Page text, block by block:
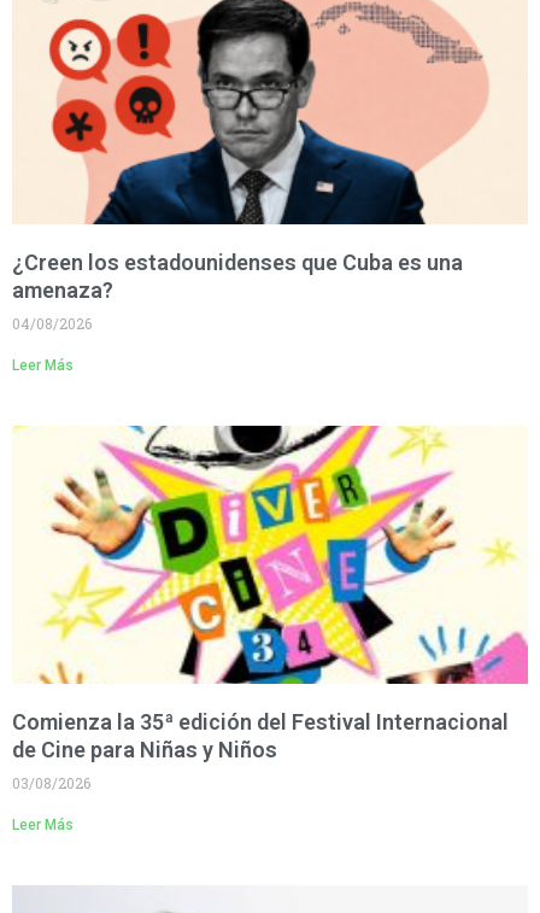
¿Creen los estadounidenses que Cuba es una
amenaza?
04/08/2026
Leer Más
Comienza la 35ª edición del Festival Internacional
de Cine para Niñas y Niños
03/08/2026
Leer Más